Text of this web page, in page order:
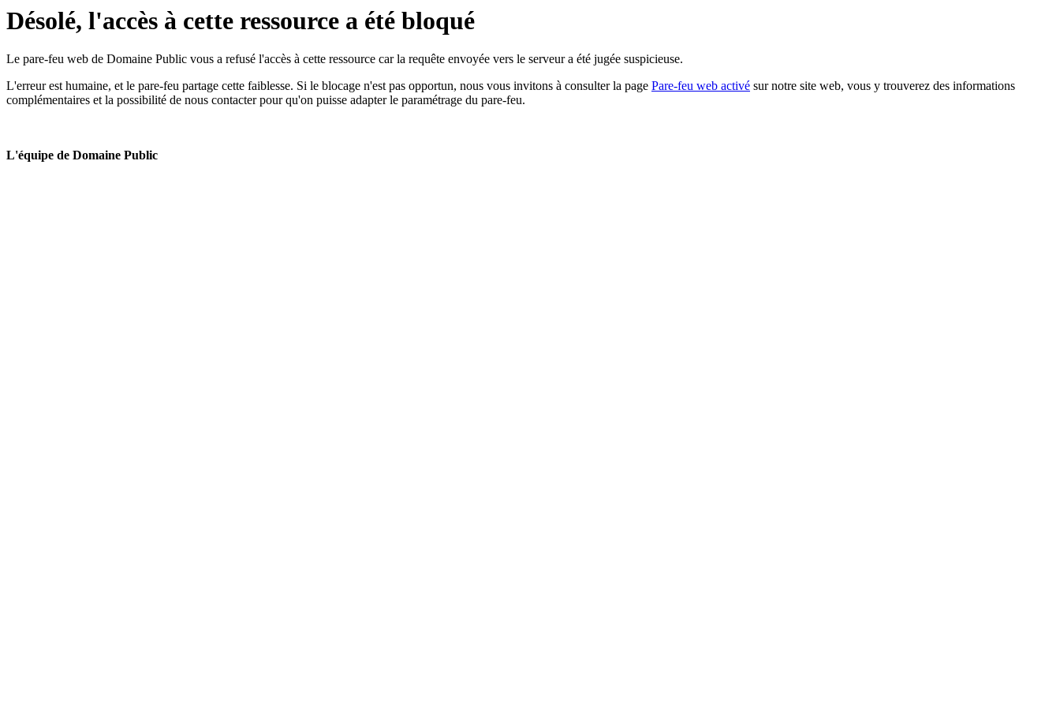
Désolé, l'accès à cette ressource a été bloqué
Le pare-feu web de Domaine Public vous a refusé l'accès à cette ressource car la requête envoyée vers le serveur a été jugée suspicieuse.
L'erreur est humaine, et le pare-feu partage cette faiblesse. Si le blocage n'est pas opportun, nous vous invitons à consulter la page Pare-feu web activé sur notre site web, vous y trouverez des informations
complémentaires et la possibilité de nous contacter pour qu'on puisse adapter le paramétrage du pare-feu.
L'équipe de Domaine Public